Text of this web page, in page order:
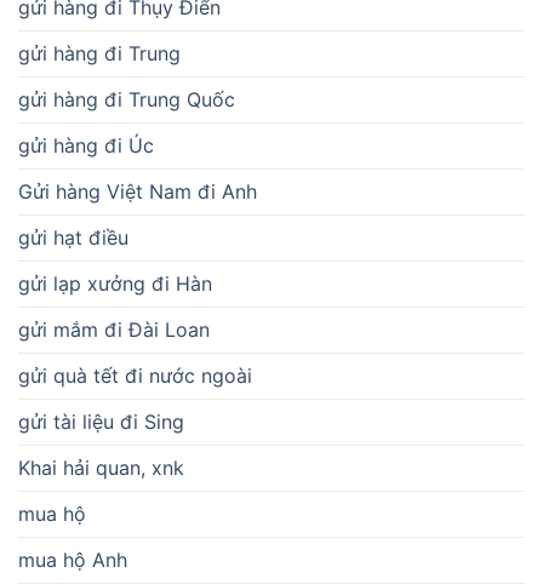
gửi hàng đi Thụy Điển
gửi hàng đi Trung
gửi hàng đi Trung Quốc
gửi hàng đi Úc
Gửi hàng Việt Nam đi Anh
gửi hạt điều
gửi lạp xưởng đi Hàn
gửi mắm đi Đài Loan
gửi quà tết đi nước ngoài
gửi tài liệu đi Sing
Khai hải quan, xnk
mua hộ
mua hộ Anh